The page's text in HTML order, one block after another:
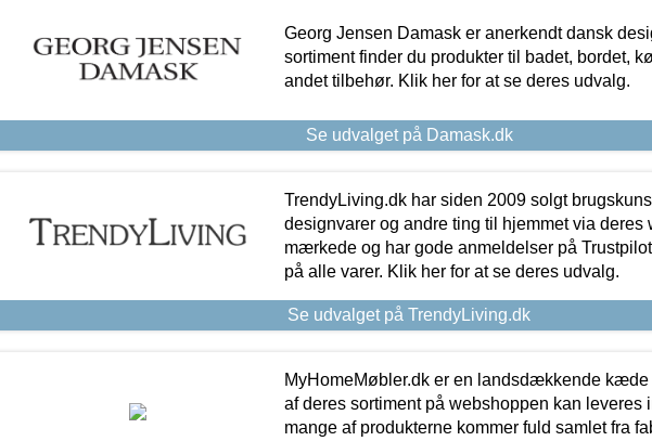
Georg Jensen Damask er anerkendt dansk
sortiment finder du produkter til badet, bordet,
andet tilbehør. Klik her for at se deres udvalg.
Se udvalget på Damask.dk
TrendyLiving.dk har siden 2009 solgt
designvarer og andre ting til hjemmet via deres
mærkede og har gode anmeldelser på
på alle varer. Klik her for at se deres udvalg.
Se udvalget på TrendyLiving.dk
MyHomeMøbler.dk er en landsdækkende kæde
af deres sortiment på webshoppen kan leveres
mange af produkterne kommer fuld samlet fra